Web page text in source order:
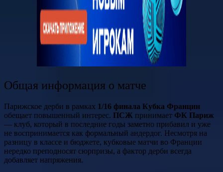
Общая информация о матче
Парижское дерби в рамках 1/16 финала Кубка Франции
обещает повышенный интерес. ПСЖ принимает ФК Париж
— клуб, который в последние годы заметно прибавил и уже
не воспринимается как формальный андердог. Несмотря на
разницу в классе и бюджете, кубковые матчи во Франции
нередко преподносят сюрпризы, а фактор дерби всегда
добавляет напряжения.